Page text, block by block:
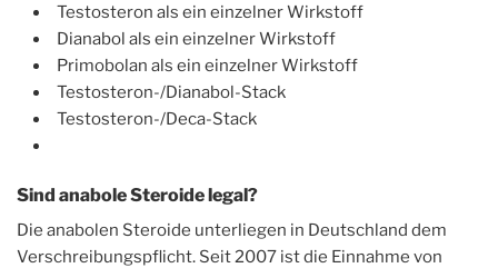
Testosteron als ein einzelner Wirkstoff
Dianabol als ein einzelner Wirkstoff
Primobolan als ein einzelner Wirkstoff
Testosteron-/Dianabol-Stack
Testosteron-/Deca-Stack
Sind anabole Steroide legal?
Die anabolen Steroide unterliegen in Deutschland dem
Verschreibungspflicht. Seit 2007 ist die Einnahme von